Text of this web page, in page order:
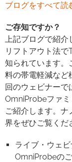
ブログをすべて読
ご存知ですか？
上記ブログで紹
リフトアウト法で
知られています。
料の帯電軽減など
回のウェビナー
OmniProbeファ
ご紹介します。
界をぜひご覧くだ
ライブ・ウェ
OmniProbeのご